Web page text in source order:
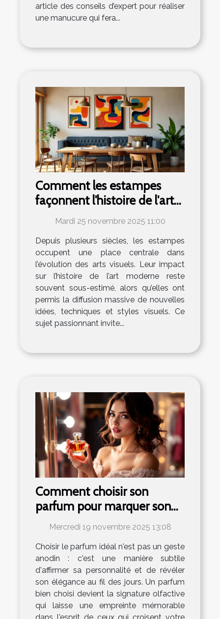
article des conseils d’expert pour réaliser
une manucure qui fera...
Comment les estampes
façonnent l'histoire de l'art
moderne ?
Mardi 25 novembre 2025 11:00
Depuis plusieurs siècles, les estampes
occupent une place centrale dans
l’évolution des arts visuels. Leur impact
sur l’histoire de l’art moderne reste
souvent sous-estimé, alors qu’elles ont
permis la diffusion massive de nouvelles
idées, techniques et styles visuels. Ce
sujet passionnant invite...
Comment choisir son
parfum pour marquer son
élégance au quotidien ?
Mercredi 19 novembre 2025 13:08
Choisir le parfum idéal n'est pas un geste
anodin : c'est une manière subtile
d'affirmer sa personnalité et de révéler
son élégance au fil des jours. Un parfum
bien choisi devient la signature olfactive
qui laisse une empreinte mémorable
dans l'esprit de ceux qui croisent votre